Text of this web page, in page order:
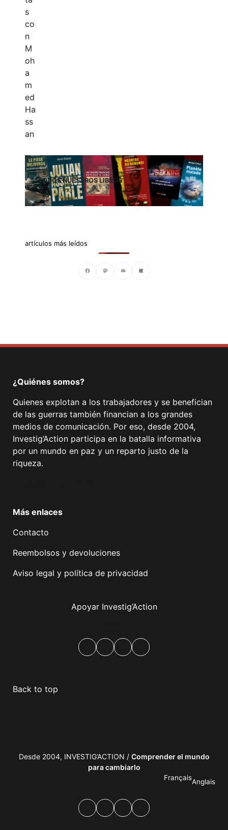
TODOS NUESTROS LIBROS
artículos más leídos
¿Quiénes somos?
Quienes explotan a los trabajadores y se benefician
de las guerras también financian a los grandes
medios de comunicación. Por eso, desde 2004,
Investig’Action participa en la batalla informativa
por un mundo en paz y un reparto justo de la
riqueza.
Más enlaces
Contacto
Reembolsos y devoluciones
Aviso legal y política de privacidad
Apoyar Investig’Action
Back to top
Desde 2004, INVESTIG’ACTION / Comprender el mundo
para cambiarlo
FrançaisAnglais